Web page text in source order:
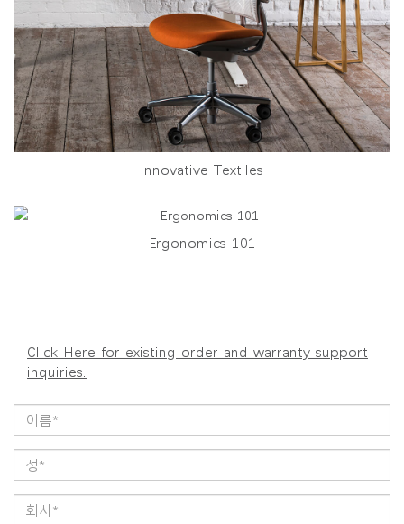
Innovative Textiles
Ergonomics 101
Click Here for existing order and warranty support
inquiries.